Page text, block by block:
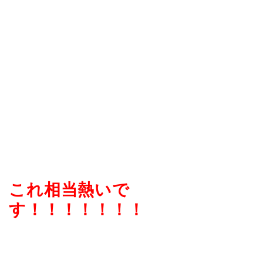
これ相当熱いで
す！！！！！！！